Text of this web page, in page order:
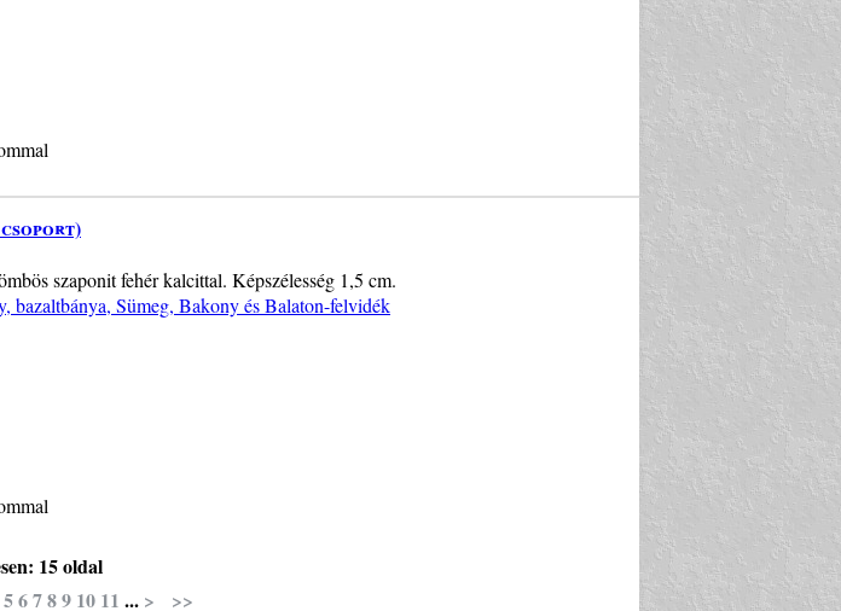
szaponit fehér kalcittal. Képszélesség 1,5 cm.
bazaltbánya, Sümeg, Bakony és Balaton-felvidék
15 oldal
56789 10 11 ... > >>